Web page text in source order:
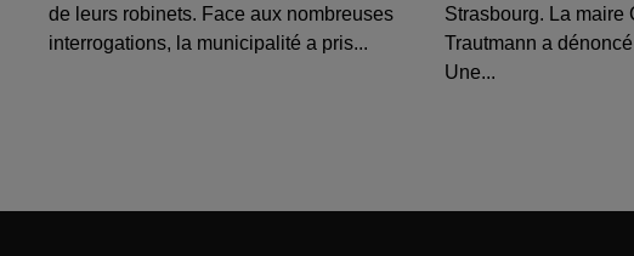
de leurs robinets. Face aux nombreuses
interrogations, la municipalité a pris...
Strasbourg. La maire
Trautmann a
Une...